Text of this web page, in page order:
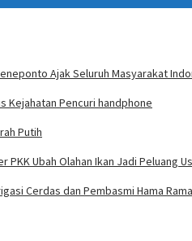
Ajak Seluruh Masyarakat
Kejahatan Pencuri handphone
Putih
Ubah Olahan Ikan Jadi Peluang
Cerdas dan Pembasmi Hama